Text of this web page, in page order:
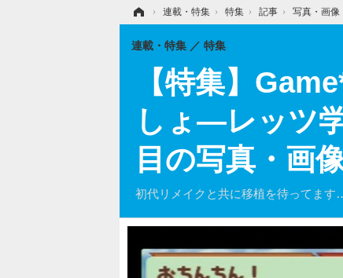
› 連載・特集 › 特集 › 記事 › 写真・画像
【特集】
しょ―レッツ
目の写真・画
初代リメイクと共に移植を待ってます
連載・特集 特集